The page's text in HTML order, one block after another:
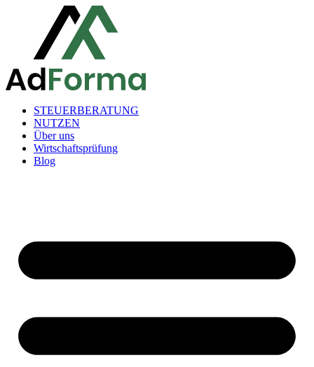
STEUERBERATUNG
NUTZEN
Über uns
Wirtschaftsprüfung
Blog